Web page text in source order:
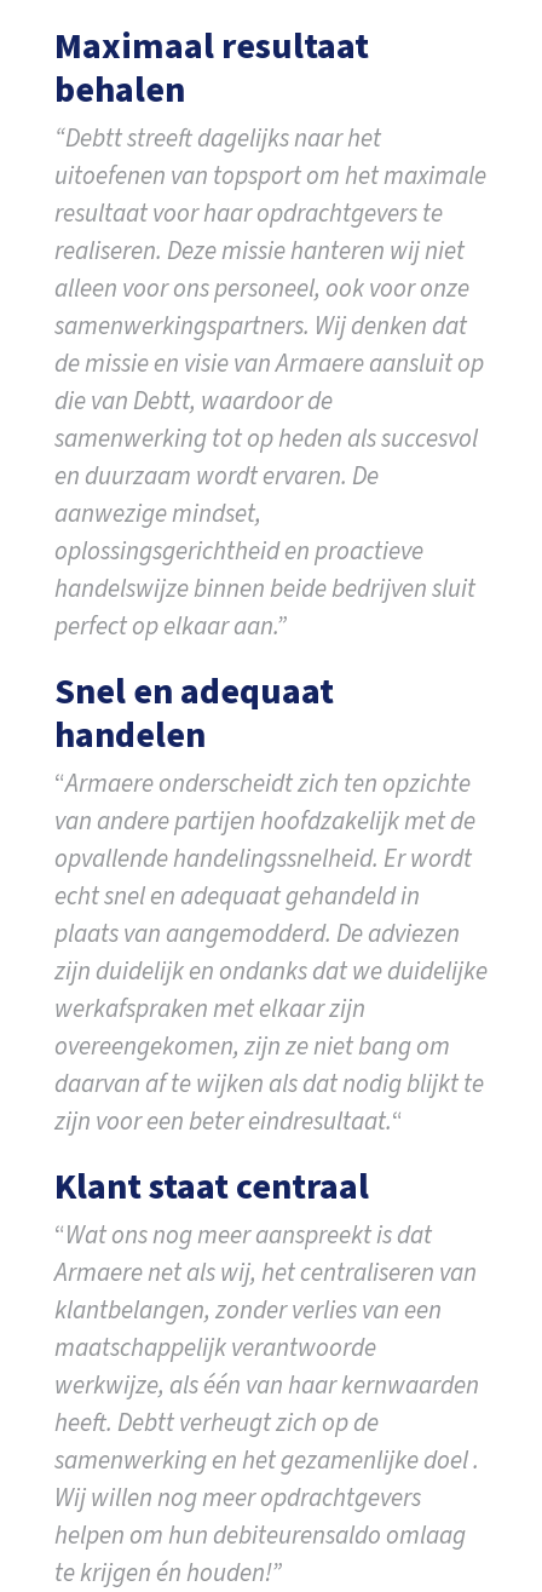
Maximaal resultaat
behalen
“Debtt streeft dagelijks naar het
uitoefenen van topsport om het maximale
resultaat voor haar opdrachtgevers te
realiseren. Deze missie hanteren wij niet
alleen voor ons personeel, ook voor onze
samenwerkingspartners. Wij denken dat
de missie en visie van Armaere aansluit op
die van Debtt, waardoor de
samenwerking tot op heden als succesvol
en duurzaam wordt ervaren. De
aanwezige mindset,
oplossingsgerichtheid en proactieve
handelswijze binnen beide bedrijven sluit
perfect op elkaar aan.”
Snel en adequaat
handelen
“Armaere onderscheidt zich ten opzichte
van andere partijen hoofdzakelijk met de
opvallende handelingssnelheid. Er wordt
echt snel en adequaat gehandeld in
plaats van aangemodderd. De adviezen
zijn duidelijk en ondanks dat we duidelijke
werkafspraken met elkaar zijn
overeengekomen, zijn ze niet bang om
daarvan af te wijken als dat nodig blijkt te
zijn voor een beter eindresultaat.“
Klant staat centraal
“Wat ons nog meer aanspreekt is dat
Armaere net als wij, het centraliseren van
klantbelangen, zonder verlies van een
maatschappelijk verantwoorde
werkwijze, als één van haar kernwaarden
heeft. Debtt verheugt zich op de
samenwerking en het gezamenlijke doel .
Wij willen nog meer opdrachtgevers
helpen om hun debiteurensaldo omlaag
te krijgen én houden!”